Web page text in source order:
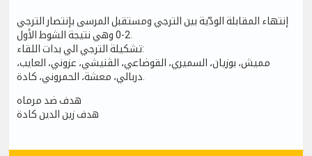
إنتهاء المقابلة الودّية بين الترجي ومستقبل المرسى بإنتصار الترجي
تشكيلة الترجي الي بدات اللقاء:
مميش، بوزيان، السميري، القوضاعي، الڨنيشي، عزوني، العايب،
هدف ضد مرماه
هدف زين الدين كادة